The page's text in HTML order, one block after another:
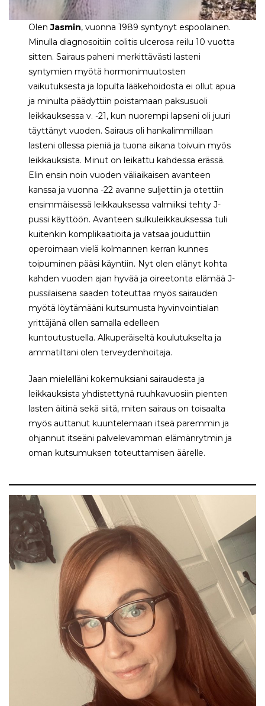
OlenJasmin, vuonna 1989 syntynyt espoolainen.
Minulla diagnosoitiin colitis ulcerosa reilu 10 vuotta
sitten. Sairaus paheni merkittävästi lasteni
syntymien myötä hormonimuutosten
vaikutuksesta ja lopulta lääkehoidosta ei ollut apua
ja minulta päädyttiin poistamaan paksusuoli
leikkauksessa v. -21, kun nuorempi lapseni oli juuri
täyttänyt vuoden. Sairaus oli hankalimmillaan
lasteni ollessa pieniä ja tuona aikana toivuin myös
leikkauksista. Minut on leikattu kahdessa erässä.
Elin ensin noin vuoden väliaikaisen avanteen
kanssa ja vuonna -22 avanne suljettiin ja otettiin
ensimmäisessä leikkauksessa valmiiksi tehty J-
pussi käyttöön. Avanteen sulkuleikkauksessa tuli
kuitenkin komplikaatioita ja vatsaa jouduttiin
operoimaan vielä kolmannen kerran kunnes
toipuminen pääsi käyntiin. Nyt olen elänyt kohta
kahden vuoden ajan hyvää ja oireetonta elämää J-
pussilaisena saaden toteuttaa myös sairauden
myötä löytämääni kutsumusta hyvinvointialan
yrittäjänä ollen samalla edelleen
kuntoutustuella. Alkuperäiseltä koulutukselta ja
ammatiltani olen terveydenhoitaja.
Jaan mielelläni kokemuksiani sairaudesta ja
leikkauksista yhdistettynä ruuhkavuosiin pienten
lasten äitinä sekä siitä, miten sairaus on toisaalta
myös auttanut kuuntelemaan itseä paremmin ja
ohjannut itseäni palvelevamman elämänrytmin ja
oman kutsumuksen toteuttamisen äärelle.